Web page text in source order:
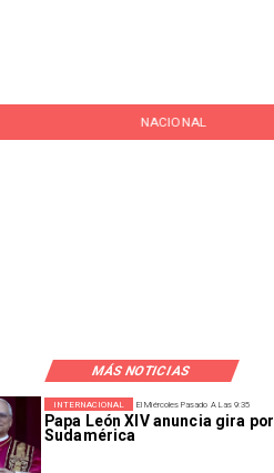
NACIONAL
MÁS NOTICIAS
El Miércoles Pasado A Las 9:35
Papa León XIV anuncia gira por
Sudamérica
INTERNACIONAL